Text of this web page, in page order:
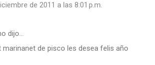
de 2011 a las 8:01 p.m.
dijo…
marinanet de pisco les desea felis año